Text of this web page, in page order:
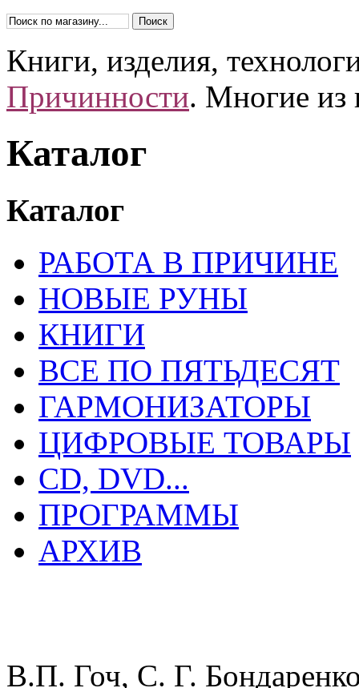
Книги, изделия,
Причинности. Многие из
Каталог
Каталог
РАБОТА В ПРИЧИНЕ
НОВЫЕ РУНЫ
КНИГИ
ВСЕ ПО ПЯТЬДЕСЯТ
ГАРМОНИЗАТОРЫ
ЦИФРОВЫЕ ТОВАРЫ
CD, DVD...
ПРОГРАММЫ
АРХИВ
В.П. Гоч, С. Г.